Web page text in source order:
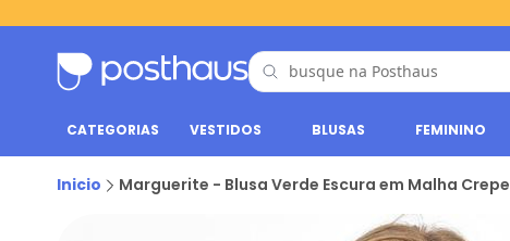
CATEGORIAS VESTIDOS BLUSAS FEMININO
Inicio Marguerite - Blusa Verde Escura em Malha Crepe